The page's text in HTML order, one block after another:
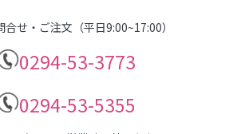
せ・ご注文（平日9:00~17:00）
0294-53-3773
0294-53-5355